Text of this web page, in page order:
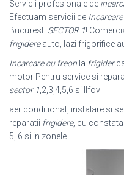
Servicii profesionale de
Efectuam servicii de
Bucuresti SECTOR 1!
frigidereauto, lazi frigorifice
Incarcare cu freon la frigider
motor Pentru service si
sector 1 ,2,3,4,5,6 si Ilfov
aer conditionat, instalare si
reparatii frigidere, cu
5, 6 si in zonele